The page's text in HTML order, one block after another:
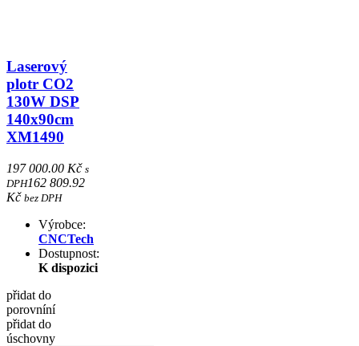
Laserový
plotr CO2
130W DSP
140x90cm
XM1490
197 000.00 Kč s
DPH162 809.92
Kč bez DPH
Výrobce:
CNCTech
Dostupnost:
K dispozici
přidat do
porovníní
přidat do
úschovny